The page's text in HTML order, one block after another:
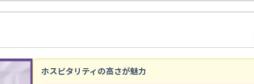
ホスピタリティの高さが魅力